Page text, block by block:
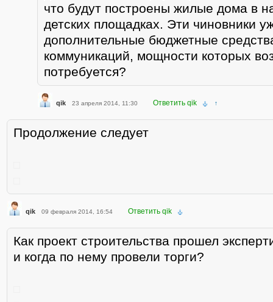
что будут построены жилые дома в
детских площадках. Эти чиновники
дополнительные бюджетные
коммуникаций, мощности которых
потребуется?
qik 23 апреля 2014, 11:30 Ответить qik ↑
Продолжение следует
qik 09 февраля 2014, 16:54 Ответить qik
Как проект строительства прошел
и когда по нему провели торги?